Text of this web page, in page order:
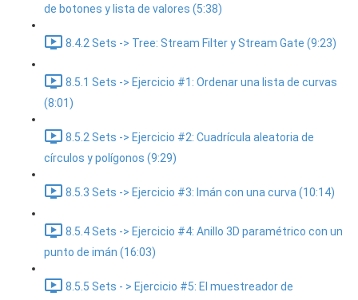
de botones y lista de valores (5:38)
8.4.2 Sets -> Tree: Stream Filter y Stream Gate (9:23)
8.5.1 Sets -> Ejercicio #1: Ordenar una lista de curvas
(8:01)
8.5.2 Sets -> Ejercicio #2: Cuadrícula aleatoria de
círculos y polígonos (9:29)
8.5.3 Sets -> Ejercicio #3: Imán con una curva (10:14)
8.5.4 Sets -> Ejercicio #4: Anillo 3D paramétrico con un
punto de imán (16:03)
8.5.5 Sets - > Ejercicio #5: El muestreador de